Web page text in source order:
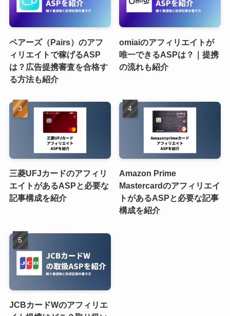
ペアーズ（Pairs）のアフ
ィリエイトで稼げるASP
は？広告提携審査を合格す
る方法も紹介
omiaiのアフィリエイトが
唯一できるASPは？｜提携
の流れも紹介
三菱UFJカードのアフィリ
エイトがあるASPと必要な
記事構成を紹介
Amazon Prime
Mastercardのアフィリエイ
トがあるASPと必要な記事
構成を紹介
JCBカードWのアフィリエ